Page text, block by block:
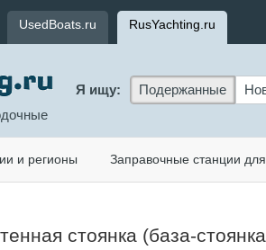
UsedBoats.ru RusYachting.ru
Я ищу: Подержанные
и регионы Заправочные станции
стоянка (база-